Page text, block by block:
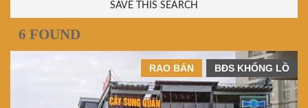
SAVE THIS SEARCH
6 FOUND
BĐS KHỔNG LỒ
RAO BÁN